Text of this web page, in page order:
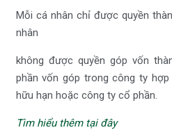
Mỗi cá nhân chỉ được quyền
nhân
không được quyền góp vốn
phần vốn góp trong công ty
hữu hạn hoặc công ty cổ phần.
Tìm hiểu thêm tại đây